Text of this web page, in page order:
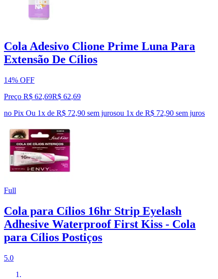
Cola Adesivo Clione Prime Luna Para
Extensão De Cílios
14% OFF
Preço R$ 62,69R$ 62,69
no Pix Ou 1x de R$ 72,90 sem jurosou 1x de R$ 72,90 sem juros
Full
Cola para Cílios 16hr Strip Eyelash
Adhesive Waterproof First Kiss - Cola
para Cílios Postiços
5.0